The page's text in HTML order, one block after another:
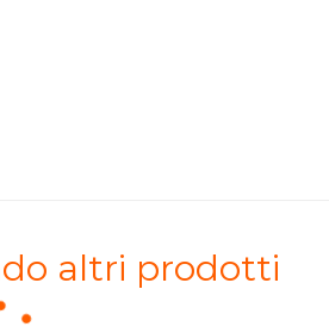
altri prodotti